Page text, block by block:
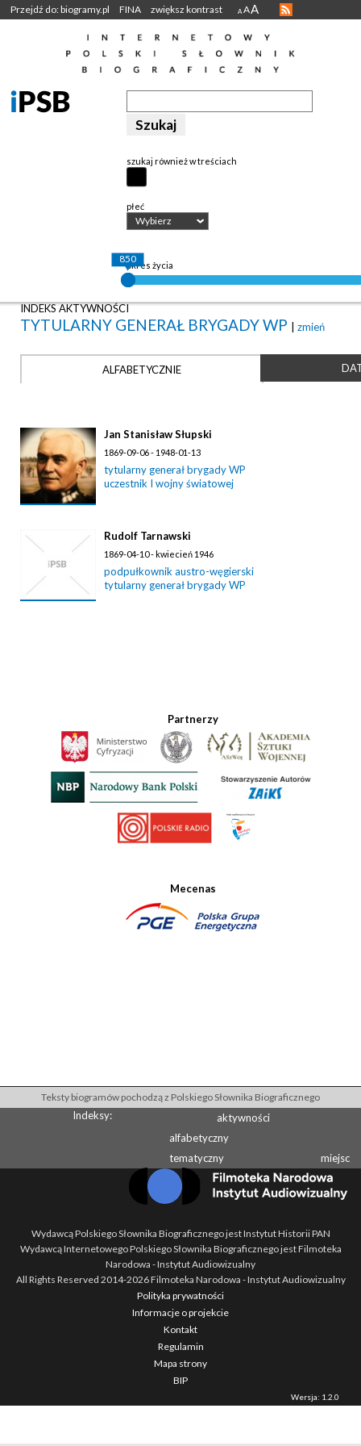
Przejdź do: biogramy.pl FINA zwiększ kontrast A AA
szukaj również w treściach
płeć
Wybierz
okres życia
850
INDEKS AKTYWNOŚCI
TYTULARNY GENERAŁ BRYGADY WP | zmień
ALFABETYCZNIE
Jan Stanisław Słupski
1869-09-06 - 1948-01-13
tytularny generał brygady WP
uczestnik I wojny światowej
Rudolf Tarnawski
1869-04-10 - kwiecień 1946
podpułkownik austro-węgierski
tytularny generał brygady WP
Partnerzy
Mecenas
Teksty biogramów pochodzą z Polskiego Słownika Biograficznego
Indeksy:
aktywności
alfabetyczny
tematyczny
miejsc
Wydawcą Polskiego Słownika Biograficznego jest Instytut Historii PAN
Wydawcą Internetowego Polskiego Słownika Biograficznego jest Filmoteka
Narodowa - Instytut Audiowizualny
All Rights Reserved 2014-2026Filmoteka Narodowa - Instytut Audiowizualny
Polityka prywatności
Informacje o projekcie
Kontakt
Regulamin
Mapa strony
BIP
Wersja: 1.2.0